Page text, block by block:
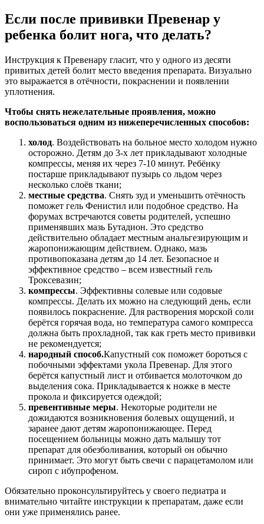
Если после прививки Превенар у
ребенка болит нога, что делать?
Инструкция к Превенару гласит, что у одного из десяти
привитых детей болит место введения препарата. Визуально
это выражается в отёчности, покраснении и появлении
уплотнения.
Чтобы снять нежелательные проявления, можно
воспользоваться одним из нижеперечисленных способов:
холод. Воздействовать на больное место холодом нужно
осторожно. Детям до 3-х лет прикладывают холодные
компрессы, меняя их через 7-10 минут. Ребёнку
постарше прикладывают пузырь со льдом через
несколько слоёв ткани;
местные средства. Снять зуд и уменьшить отёчность
поможет гель Фенистил или подобное средство. На
форумах встречаются советы родителей, успешно
применявших мазь Бутадион. Это средство
действительно обладает местным анальгезирующим и
жаропонижающим действием. Однако, мазь
противопоказана детям до 14 лет. Безопасное и
эффективное средство – всем известный гель
Троксевазин;
компрессы. Эффективны солевые или содовые
компрессы. Делать их можно на следующий день, если
появилось покраснение. Для растворения морской соли
берётся горячая вода, но температура самого компресса
должна быть прохладной, так как греть место прививки
не рекомендуется;
народный способ.Капустный сок поможет бороться с
побочными эффектами укола Превенар. Для этого
берётся капустный лист и отбивается молоточком до
выделения сока. Прикладывается к ножке в месте
прокола и фиксируется одеждой;
превентивные меры. Некоторые родители не
дожидаются возникновения болевых ощущений, и
заранее дают детям жаропонижающее. Перед
посещением больницы можно дать малышу тот
препарат для обезболивания, который он обычно
принимает. Это могут быть свечи с парацетамолом или
сироп с ибупрофеном.
Обязательно проконсультируйтесь у своего педиатра и
внимательно читайте инструкции к препаратам, даже если
они уже применялись ранее.